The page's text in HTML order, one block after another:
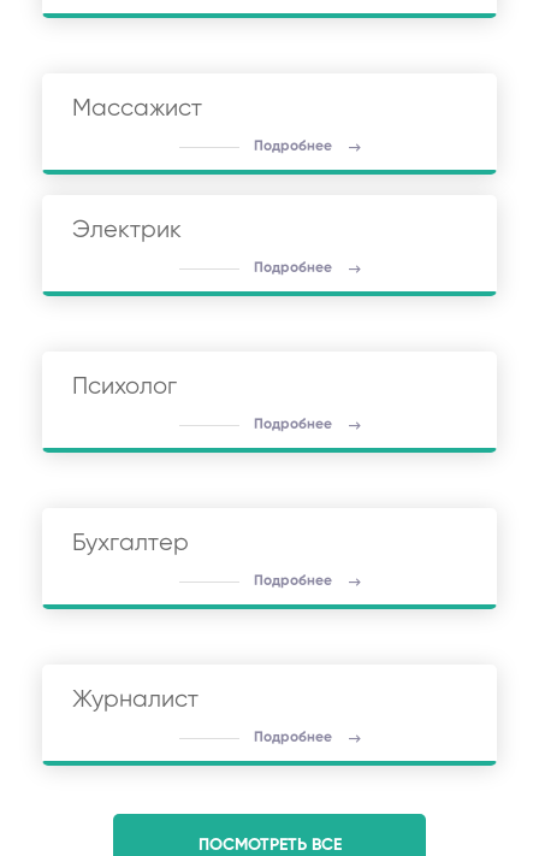
Массажист
Подробнее
Электрик
Подробнее
Психолог
Подробнее
Бухгалтер
Подробнее
Журналист
Подробнее
ПОСМОТРЕТЬ ВСЕ